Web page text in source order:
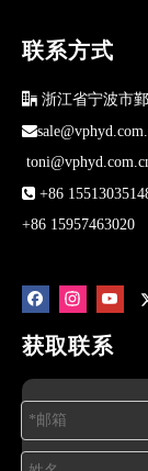
联系方式
 浙江省宁波市

 +86
+86 15957463020
获取联系